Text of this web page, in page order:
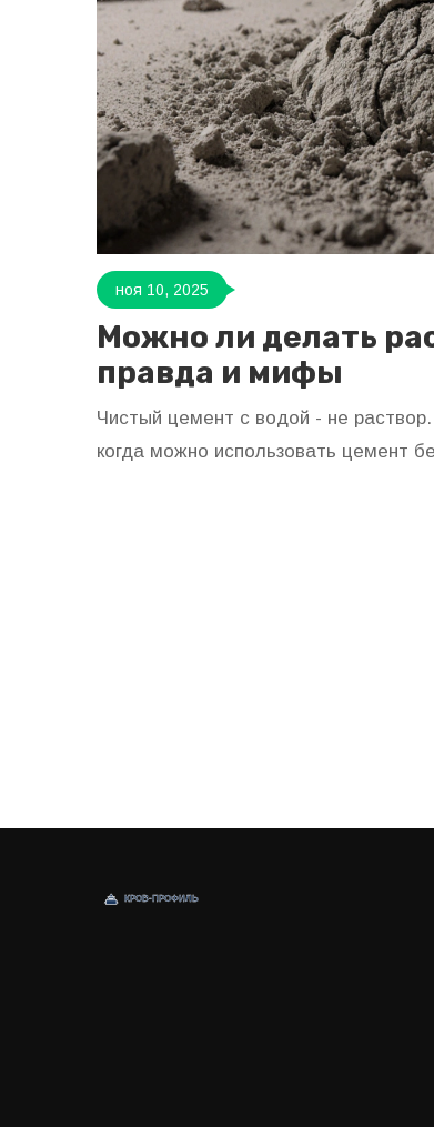
ноя 10, 2025
Можно ли делать
правда и мифы
Чистый цемент с водой - не
когда можно использовать цемент